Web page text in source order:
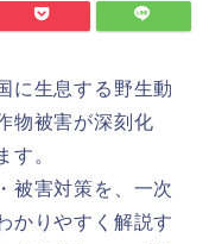
に生息する野生動
物被害が深刻化
す。
被害対策を、一次
かりやすく解説す